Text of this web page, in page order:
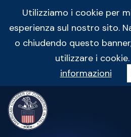
Utilizziamo i cookie per
esperienza sul nostro sito.
o chiudendo questo
utilizzare i cookie.
informazioni